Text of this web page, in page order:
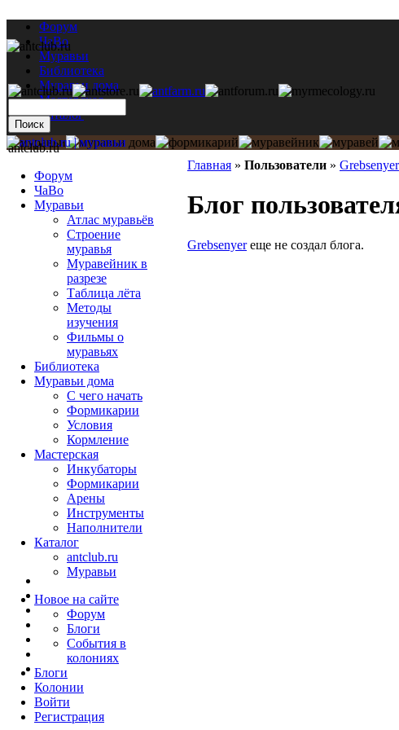
Форум
ЧаВо
Муравьи
Библиотека
Муравьи дома
Мастерская
Каталог
Главная » Пользователи » Grebsenyer
Блог
Grebsenyerеще не создал блога.
antclub.ru
Форум
ЧаВо
Муравьи
Атлас муравьёв
Строение
муравья
Муравейник в
разрезе
Таблица лёта
Методы
изучения
Фильмы о
муравьях
Библиотека
Муравьи дома
С чего начать
Формикарии
Условия
Кормление
Мастерская
Инкубаторы
Формикарии
Арены
Инструменты
Наполнители
Каталог
antclub.ru
Муравьи
Новое на сайте
Форум
Блоги
События в
колониях
Блоги
Колонии
Войти
Peгиcтpaция